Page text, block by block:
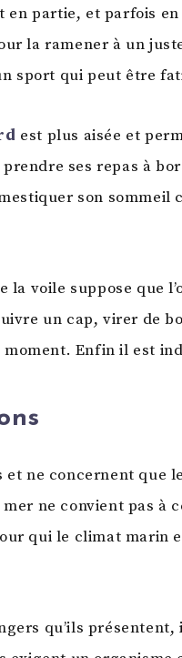
en partie, et parfois
la ramener à un
sport qui peut être
est plus aisée et
ses repas à
son sommeil
la voile suppose que
un cap, virer de
Enfin il est
ne concernent que
ne convient pas à
qui le climat marin
qu’ils